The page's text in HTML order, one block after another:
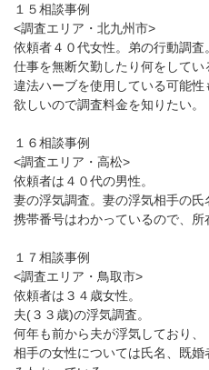
１５相談事例
<調査エリア・北九州市>
依頼者４０代女性。弟の行動調査。
仕事を無断欠勤したり何をしてい
違法ハーブを使用している可能
欲しいので調査料金を知りたい。
１６相談事例
<調査エリア・高松>
依頼者は４０代の男性。
妻の浮気調査。妻の浮気相手の氏
携帯番号はわかっているので、所
１７相談事例
<調査エリア・鳥取市>
依頼者は３４歳女性。
夫(３３歳)の浮気調査。
何年も前から夫が浮気しており、
相手の女性については氏名、既